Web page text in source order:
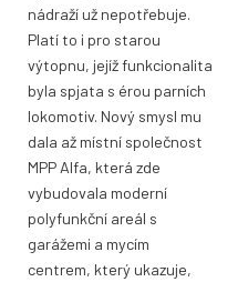
nádraží už nepotřebuje.
Platí to i pro starou
výtopnu, jejíž funkcionalita
byla spjata s érou parních
lokomotiv. Nový smysl mu
dala až místní společnost
MPP Alfa, která zde
vybudovala moderní
polyfunkční areál s
garážemi a mycím
centrem, který ukazuje,